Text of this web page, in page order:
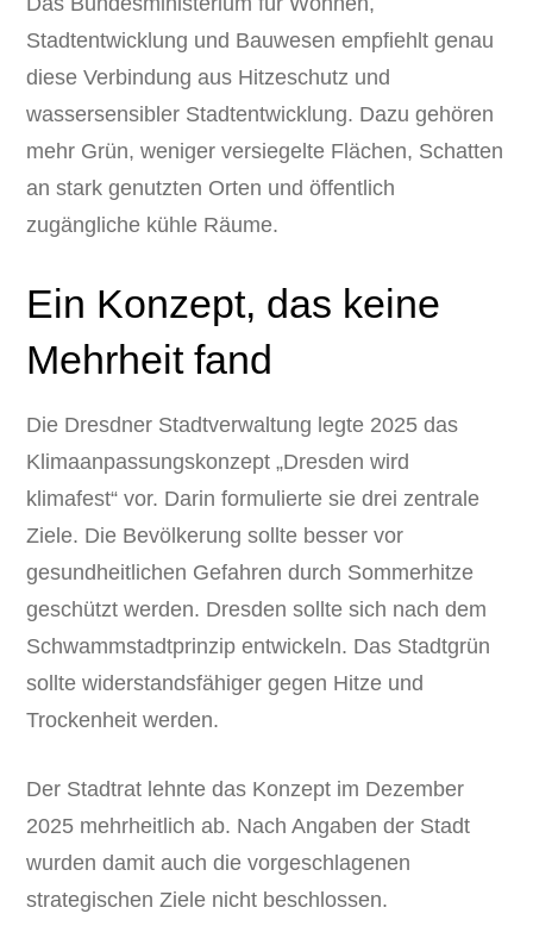
Stadtentwicklung und Bauwesen empfiehlt genau
diese Verbindung aus Hitzeschutz und
wassersensibler Stadtentwicklung. Dazu gehören
mehr Grün, weniger versiegelte Flächen, Schatten
an stark genutzten Orten und öffentlich
zugängliche kühle Räume.
Ein Konzept, das keine
Mehrheit fand
Die Dresdner Stadtverwaltung legte 2025 das
Klimaanpassungskonzept „Dresden wird
klimafest“ vor. Darin formulierte sie drei zentrale
Ziele. Die Bevölkerung sollte besser vor
gesundheitlichen Gefahren durch Sommerhitze
geschützt werden. Dresden sollte sich nach dem
Schwammstadtprinzip entwickeln. Das Stadtgrün
sollte widerstandsfähiger gegen Hitze und
Trockenheit werden.
Der Stadtrat lehnte das Konzept im Dezember
2025 mehrheitlich ab. Nach Angaben der Stadt
wurden damit auch die vorgeschlagenen
strategischen Ziele nicht beschlossen.